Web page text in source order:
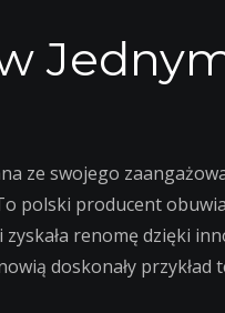
ze swojego
polski producent
renomę dzięki
doskonały przykład